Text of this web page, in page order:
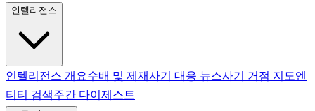
인텔리전스
인텔리전스 개요수배 및 제재사기 대응 뉴스사기 거점 지도엔
티티 검색주간 다이제스트